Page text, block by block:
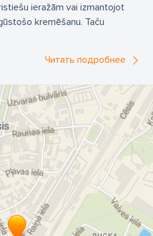
ieražām vai izmantojot
kremēšanu. Taču
Читать подробнее